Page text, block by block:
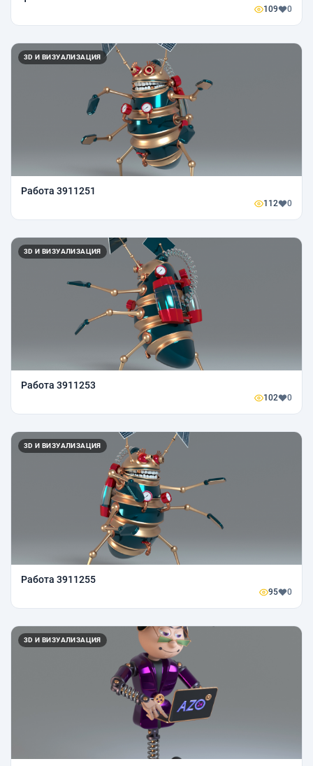
109 0
3D И ВИЗУАЛИЗАЦИЯ
Работа 3911251
112 0
3D И ВИЗУАЛИЗАЦИЯ
Работа 3911253
102 0
3D И ВИЗУАЛИЗАЦИЯ
Работа 3911255
95 0
3D И ВИЗУАЛИЗАЦИЯ